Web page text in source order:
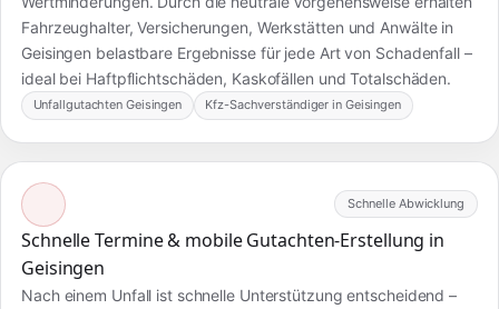
Fahrzeughalter, Versicherungen, Werkstätten und Anwälte in
Geisingen belastbare Ergebnisse für jede Art von Schadenfall –
ideal bei Haftpflichtschäden, Kaskofällen und Totalschäden.
Unfallgutachten Geisingen Kfz-Sachverständiger in Geisingen
Schnelle Abwicklung
Schnelle Termine & mobile Gutachten-Erstellung in
Geisingen
Nach einem Unfall ist schnelle Unterstützung entscheidend –